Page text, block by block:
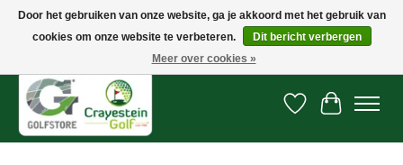
Snelle levering, gratis vanaf € 100. Onze oncourse Golfshop in Dordrecht is
Verlanglijst
Door het gebruiken van onze website, ga je akkoord met het gebruik van
cookies om onze website te verbeteren.
Dit bericht verbergen
Meer over cookies »